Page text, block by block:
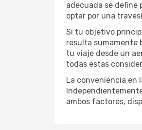
adecuada se define
optar por una
Si tu objetivo
resulta sumamente
tu viaje desde un
todas estas
La conveniencia en
ambos factores,